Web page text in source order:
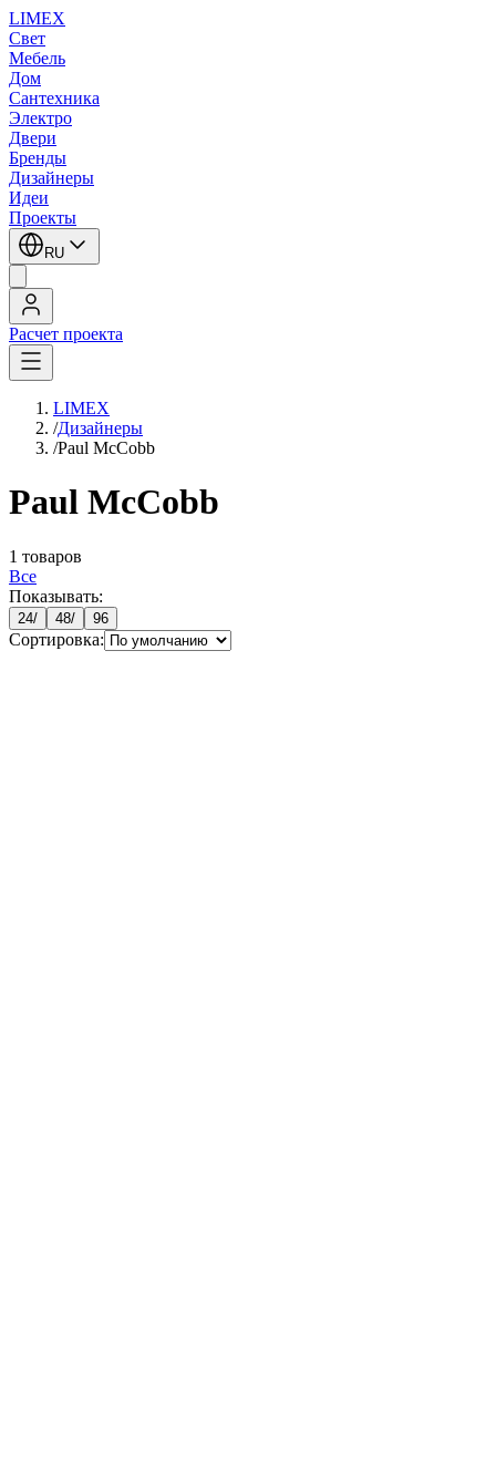
LIMEX
Свет
Мебель
Дом
Сантехника
Электро
Двери
Бренды
Дизайнеры
Идеи
Проекты
RU
Расчет проекта
LIMEX
/Дизайнеры
/Paul McCobb
Paul McCobb
1 товаров
Все
Показывать:
24/ 48/ 96
Сортировка: